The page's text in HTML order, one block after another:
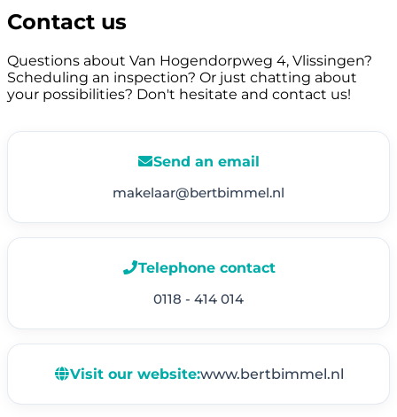
Contact us
Questions about Van Hogendorpweg 4, Vlissingen?
Scheduling an inspection? Or just chatting about
your possibilities? Don't hesitate and contact us!
Send an email
makelaar@bertbimmel.nl
Telephone contact
0118 - 414 014
Visit our website:www.bertbimmel.nl